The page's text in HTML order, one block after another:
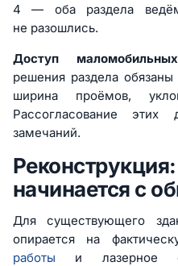
4 — оба раздела
не разошлись.
Доступ
решения раздела
ширина проёмов,
Рассогласование
замечаний.
начинается с
Для существующего
опирается на
работы и лазерное